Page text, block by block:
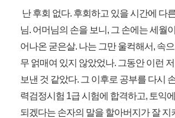
난 후회 없다. 후회하고 있을 시간에 다
님. 어머님의 손을 보니, 그 손에는 세월
어나온 굳은살. 나는 그만 울컥해서, 속
무 얽매여 있지 않았었나. 그동안 이런
보낸 것 같았다. 그 이후로 공부를 다시
력검정시험 1급 시험에 합격하고, 토익
되겠다는 손자의 말을 할아버지가 잘